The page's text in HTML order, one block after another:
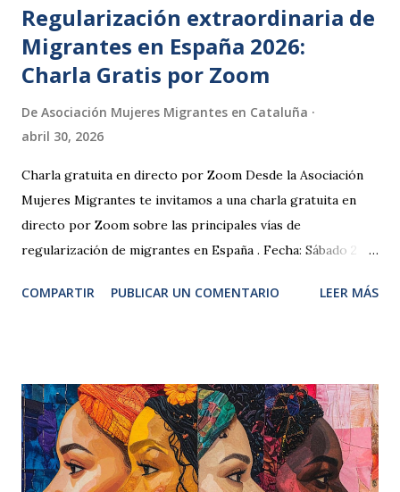
Regularización extraordinaria de
Migrantes en España 2026:
Charla Gratis por Zoom
De Asociación Mujeres Migrantes en Cataluña
abril 30, 2026
Charla gratuita en directo por Zoom Desde la Asociación
Mujeres Migrantes te invitamos a una charla gratuita en
directo por Zoom sobre las principales vías de
regularización de migrantes en España . Fecha: Sábado 2 de
Duración: 90 minutos Modalidad: Online, en directo por
documentación. ¿A quién va dirigida esta charla? Personas
migrantes que desean regularizar su situación en España
Personas que tienen dudas del proceso Quienes buscan
información clara y actualizada Inscripción gratuita La
COMPARTIR PUBLICAR UN COMENTARIO LEER MÁS